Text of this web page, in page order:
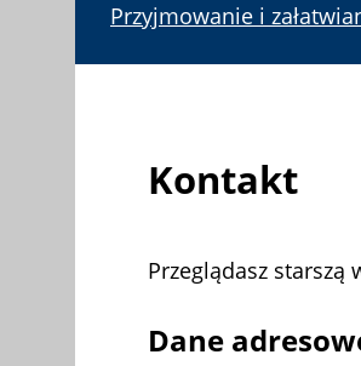
Przyjmowanie i
Kontakt
Przeglądasz starszą
Dane